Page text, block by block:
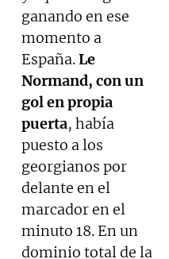
ganando en ese
momento a
España.Le
Normand, con un
gol en propia
puerta, había
puesto a los
georgianos por
delante en el
marcador en el
minuto 18. En un
dominio total de la